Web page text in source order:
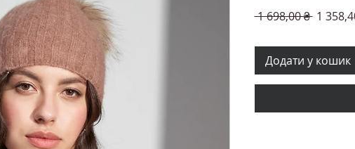
1 698,00 ₴ 1
Додати у кошик